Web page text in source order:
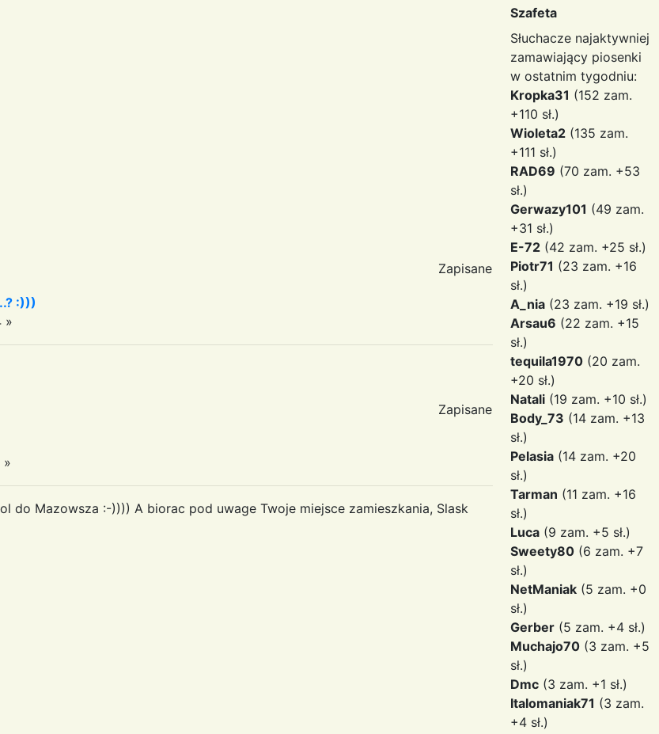
Zapisane
:)))
»
Zapisane
»
do Mazowsza :-)))) A biorac pod uwage Twoje miejsce zamieszkania, Slask
Szafeta
Słuchacze najaktywniej
zamawiający piosenki
w ostatnim tygodniu:
Kropka31 (152 zam.
+110 sł.)
Wioleta2 (135 zam.
+111 sł.)
RAD69 (70 zam. +53
sł.)
Gerwazy101 (49 zam.
+31 sł.)
E-72 (42 zam. +25 sł.)
Piotr71 (23 zam. +16
sł.)
A_nia (23 zam. +19 sł.)
Arsau6 (22 zam. +15
sł.)
tequila1970 (20 zam.
+20 sł.)
Natali (19 zam. +10 sł.)
Body_73 (14 zam. +13
sł.)
Pelasia (14 zam. +20
sł.)
Tarman (11 zam. +16
sł.)
Luca (9 zam. +5 sł.)
Sweety80 (6 zam. +7
sł.)
NetManiak (5 zam. +0
sł.)
Gerber (5 zam. +4 sł.)
Muchajo70 (3 zam. +5
sł.)
Dmc (3 zam. +1 sł.)
Italomaniak71 (3 zam.
+4 sł.)